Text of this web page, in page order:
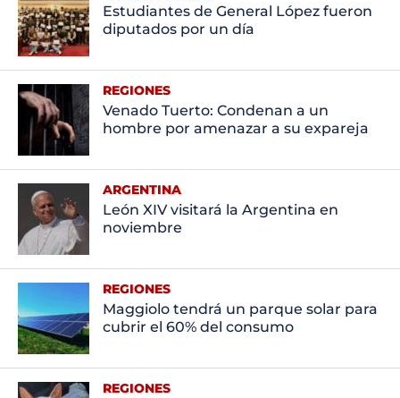
Estudiantes de General López fueron
diputados por un día
REGIONES
Venado Tuerto: Condenan a un
hombre por amenazar a su expareja
ARGENTINA
León XIV visitará la Argentina en
noviembre
REGIONES
Maggiolo tendrá un parque solar para
cubrir el 60% del consumo
REGIONES